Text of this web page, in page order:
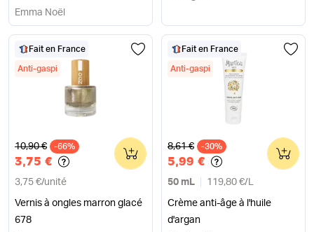
Emma Noël
Fait en France
Anti-gaspi
Ancien prix
10,90 € -66%
3,75 €
3,75 €/unité
Vernis à ongles marron glacé
678
0
Fait en France
Anti-gaspi
Ancien prix
8,61 € -30%
5,99 €
50 mL 119,80 €/ L
Crème anti-âge à l'huile
d'argan
0